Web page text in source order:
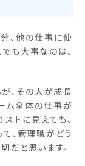
、他の仕事に使
も大事なのは、
、その人が成長
ム全体の仕事が
トに見えても、
、管理職がどう
だと思います。